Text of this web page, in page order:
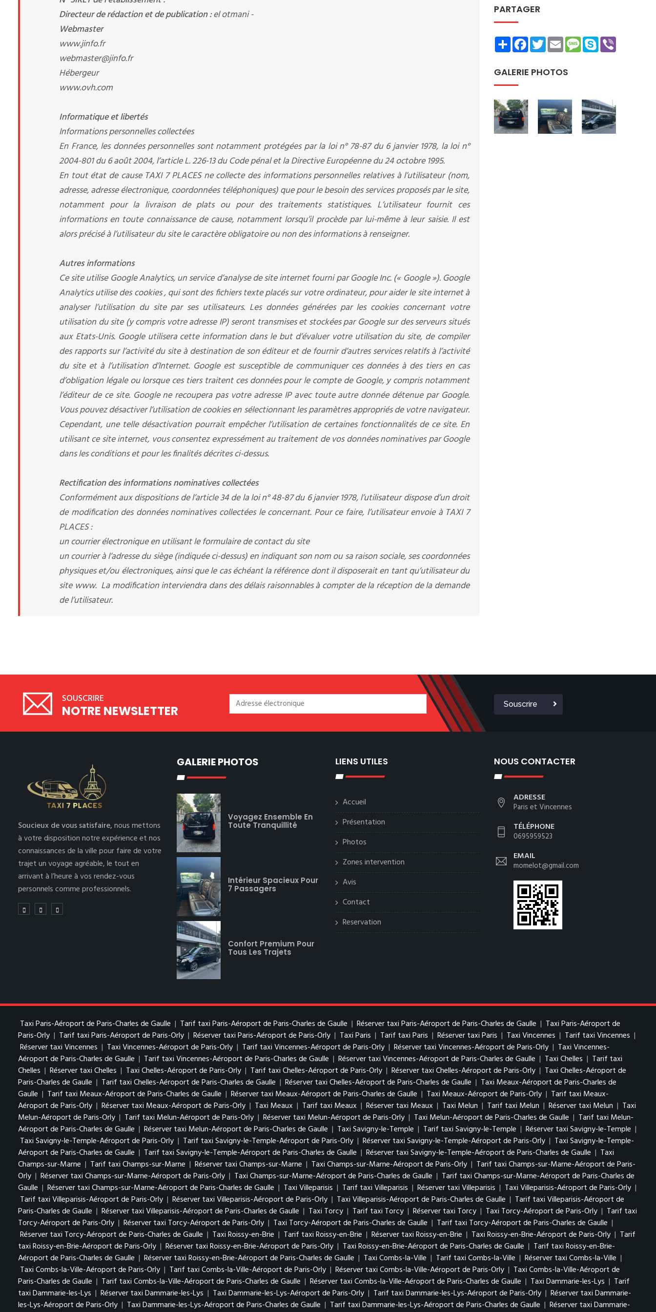
Directeur de rédaction et de publication :el otmani -
Webmaster
www.jinfo.fr
webmaster@jinfo.fr
Hébergeur
www.ovh.com
Informatique et libertés
Informations personnelles collectées
En France, les données personnelles sont notamment protégées par la loi n° 78-87 du 6 janvier 1978, la loi n°
2004-801 du 6 août 2004, l’article L. 226-13 du Code pénal et la Directive Européenne du 24 octobre 1995.
En tout état de cause TAXI 7 PLACES ne collecte des informations personnelles relatives à l’utilisateur (nom,
adresse, adresse électronique, coordonnées téléphoniques) que pour le besoin des services proposés par le site,
notamment pour la livraison de plats ou pour des traitements statistiques. L’utilisateur fournit ces
informations en toute connaissance de cause, notamment lorsqu’il procède par lui-même à leur saisie. Il est
alors précisé à l’utilisateur du site le caractère obligatoire ou non des informations à renseigner.
Autres informations
Ce site utilise Google Analytics, un service d’analyse de site internet fourni par Google Inc. (« Google »). Google
Analytics utilise des cookies , qui sont des fichiers texte placés sur votre ordinateur, pour aider le site internet à
analyser l’utilisation du site par ses utilisateurs. Les données générées par les cookies concernant votre
utilisation du site (y compris votre adresse IP) seront transmises et stockées par Google sur des serveurs situés
aux Etats-Unis. Google utilisera cette information dans le but d’évaluer votre utilisation du site, de compiler
des rapports sur l’activité du site à destination de son éditeur et de fournir d’autres services relatifs à l’activité
du site et à l’utilisation d’Internet. Google est susceptible de communiquer ces données à des tiers en cas
d’obligation légale ou lorsque ces tiers traitent ces données pour le compte de Google, y compris notamment
l’éditeur de ce site. Google ne recoupera pas votre adresse IP avec toute autre donnée détenue par Google.
Vous pouvez désactiver l’utilisation de cookies en sélectionnant les paramètres appropriés de votre navigateur.
Cependant, une telle désactivation pourrait empêcher l’utilisation de certaines fonctionnalités de ce site. En
utilisant ce site internet, vous consentez expressément au traitement de vos données nominatives par Google
dans les conditions et pour les finalités décrites ci-dessus.
Rectification des informations nominatives collectées
Conformément aux dispositions de l’article 34 de la loi n° 48-87 du 6 janvier 1978, l’utilisateur dispose d’un droit
de modification des données nominatives collectées le concernant. Pour ce faire, l’utilisateur envoie à TAXI 7
PLACES:
un courrier électronique en utilisant le formulaire de contact du site
un courrier à l’adresse du siège (indiquée ci-dessus) en indiquant son nom ou sa raison sociale, ses coordonnées
physiques et/ou électroniques, ainsi que le cas échéant la référence dont il disposerait en tant qu’utilisateur du
site www. La modification interviendra dans des délais raisonnables à compter de la réception de la demande
de l’utilisateur.
PARTAGER
ShareFacebookTwitterEmailMessage
Skype
GALERIE PHOTOS
SOUSCRIRE
NOTRE NEWSLETTER Souscrire
Soucieux de vous satisfaire,nous mettons
à votre disposition notre expérience et nos
connaissances de la ville pour faire de votre
trajet un voyage agréable, le tout en
arrivant à l’heure à vos rendez-vous
personnels comme professionnels.
GALERIE PHOTOS
Voyagez Ensemble En
Toute Tranquillité
Intérieur Spacieux Pour
7 Passagers
Confort Premium Pour
Tous Les Trajets
LIENS UTILES
Accueil
Présentation
Photos
Zones intervention
Avis
Contact
Reservation
NOUS CONTACTER
ADRESSE
Paris et Vincennes
TÉLÉPHONE
0695959523
EMAIL
momelot@gmail.com
Taxi Paris-Aéroport de Paris-Charles de Gaulle | Tarif taxi Paris-Aéroport de Paris-Charles de Gaulle | Réserver taxi Paris-Aéroport de Paris-Charles de Gaulle | Taxi Paris-Aéroport de
Paris-Orly | Tarif taxi Paris-Aéroport de Paris-Orly | Réserver taxi Paris-Aéroport de Paris-Orly | Taxi Paris | Tarif taxi Paris | Réserver taxi Paris | Taxi Vincennes | Tarif taxi Vincennes |
Réserver taxi Vincennes | Taxi Vincennes-Aéroport de Paris-Orly | Tarif taxi Vincennes-Aéroport de Paris-Orly | Réserver taxi Vincennes-Aéroport de Paris-Orly | Taxi Vincennes-
Aéroport de Paris-Charles de Gaulle | Tarif taxi Vincennes-Aéroport de Paris-Charles de Gaulle | Réserver taxi Vincennes-Aéroport de Paris-Charles de Gaulle | Taxi Chelles | Tarif taxi
Chelles | Réserver taxi Chelles | Taxi Chelles-Aéroport de Paris-Orly | Tarif taxi Chelles-Aéroport de Paris-Orly | Réserver taxi Chelles-Aéroport de Paris-Orly | Taxi Chelles-Aéroport de
Paris-Charles de Gaulle | Tarif taxi Chelles-Aéroport de Paris-Charles de Gaulle | Réserver taxi Chelles-Aéroport de Paris-Charles de Gaulle | Taxi Meaux-Aéroport de Paris-Charles de
Gaulle | Tarif taxi Meaux-Aéroport de Paris-Charles de Gaulle | Réserver taxi Meaux-Aéroport de Paris-Charles de Gaulle | Taxi Meaux-Aéroport de Paris-Orly | Tarif taxi Meaux-
Aéroport de Paris-Orly | Réserver taxi Meaux-Aéroport de Paris-Orly | Taxi Meaux | Tarif taxi Meaux | Réserver taxi Meaux | Taxi Melun | Tarif taxi Melun | Réserver taxi Melun | Taxi
Melun-Aéroport de Paris-Orly | Tarif taxi Melun-Aéroport de Paris-Orly | Réserver taxi Melun-Aéroport de Paris-Orly | Taxi Melun-Aéroport de Paris-Charles de Gaulle | Tarif taxi Melun-
Aéroport de Paris-Charles de Gaulle | Réserver taxi Melun-Aéroport de Paris-Charles de Gaulle | Taxi Savigny-le-Temple | Tarif taxi Savigny-le-Temple | Réserver taxi Savigny-le-Temple |
Taxi Savigny-le-Temple-Aéroport de Paris-Orly | Tarif taxi Savigny-le-Temple-Aéroport de Paris-Orly | Réserver taxi Savigny-le-Temple-Aéroport de Paris-Orly | Taxi Savigny-le-Temple-
Aéroport de Paris-Charles de Gaulle | Tarif taxi Savigny-le-Temple-Aéroport de Paris-Charles de Gaulle | Réserver taxi Savigny-le-Temple-Aéroport de Paris-Charles de Gaulle | Taxi
Champs-sur-Marne | Tarif taxi Champs-sur-Marne | Réserver taxi Champs-sur-Marne | Taxi Champs-sur-Marne-Aéroport de Paris-Orly | Tarif taxi Champs-sur-Marne-Aéroport de Paris-
Orly | Réserver taxi Champs-sur-Marne-Aéroport de Paris-Orly | Taxi Champs-sur-Marne-Aéroport de Paris-Charles de Gaulle | Tarif taxi Champs-sur-Marne-Aéroport de Paris-Charles de
Gaulle | Réserver taxi Champs-sur-Marne-Aéroport de Paris-Charles de Gaulle | Taxi Villeparisis | Tarif taxi Villeparisis | Réserver taxi Villeparisis | Taxi Villeparisis-Aéroport de Paris-Orly |
Tarif taxi Villeparisis-Aéroport de Paris-Orly | Réserver taxi Villeparisis-Aéroport de Paris-Orly | Taxi Villeparisis-Aéroport de Paris-Charles de Gaulle | Tarif taxi Villeparisis-Aéroport de
Paris-Charles de Gaulle | Réserver taxi Villeparisis-Aéroport de Paris-Charles de Gaulle | Taxi Torcy | Tarif taxi Torcy | Réserver taxi Torcy | Taxi Torcy-Aéroport de Paris-Orly | Tarif taxi
Torcy-Aéroport de Paris-Orly | Réserver taxi Torcy-Aéroport de Paris-Orly | Taxi Torcy-Aéroport de Paris-Charles de Gaulle | Tarif taxi Torcy-Aéroport de Paris-Charles de Gaulle |
Réserver taxi Torcy-Aéroport de Paris-Charles de Gaulle | Taxi Roissy-en-Brie | Tarif taxi Roissy-en-Brie | Réserver taxi Roissy-en-Brie | Taxi Roissy-en-Brie-Aéroport de Paris-Orly | Tarif
taxi Roissy-en-Brie-Aéroport de Paris-Orly | Réserver taxi Roissy-en-Brie-Aéroport de Paris-Orly | Taxi Roissy-en-Brie-Aéroport de Paris-Charles de Gaulle | Tarif taxi Roissy-en-Brie-
Aéroport de Paris-Charles de Gaulle | Réserver taxi Roissy-en-Brie-Aéroport de Paris-Charles de Gaulle | Taxi Combs-la-Ville | Tarif taxi Combs-la-Ville | Réserver taxi Combs-la-Ville |
Taxi Combs-la-Ville-Aéroport de Paris-Orly | Tarif taxi Combs-la-Ville-Aéroport de Paris-Orly | Réserver taxi Combs-la-Ville-Aéroport de Paris-Orly | Taxi Combs-la-Ville-Aéroport de
Paris-Charles de Gaulle | Tarif taxi Combs-la-Ville-Aéroport de Paris-Charles de Gaulle | Réserver taxi Combs-la-Ville-Aéroport de Paris-Charles de Gaulle | Taxi Dammarie-les-Lys | Tarif
taxi Dammarie-les-Lys | Réserver taxi Dammarie-les-Lys | Taxi Dammarie-les-Lys-Aéroport de Paris-Orly | Tarif taxi Dammarie-les-Lys-Aéroport de Paris-Orly | Réserver taxi Dammarie-
les-Lys-Aéroport de Paris-Orly | Taxi Dammarie-les-Lys-Aéroport de Paris-Charles de Gaulle | Tarif taxi Dammarie-les-Lys-Aéroport de Paris-Charles de Gaulle | Réserver taxi Dammarie-